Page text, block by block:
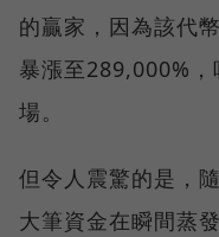
的贏家，因為該代
暴漲至289,000%
場。
但令人震驚的是，
大筆資金在瞬間蒸